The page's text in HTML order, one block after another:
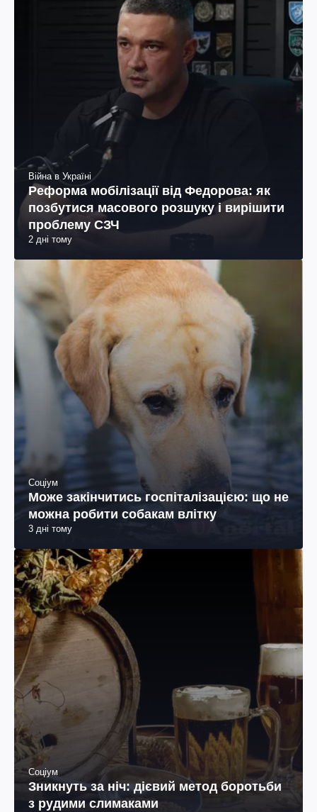
Війна в Україні
Реформа мобілізації від Федорова: як
позбутися масового розшуку і вирішити
проблему СЗЧ
2 дні тому
Соціум
Може закінчитись госпіталізацією: що не
можна робити собакам влітку
3 дні тому
Соціум
Зникнуть за ніч: дієвий метод боротьби
з рудими слимаками